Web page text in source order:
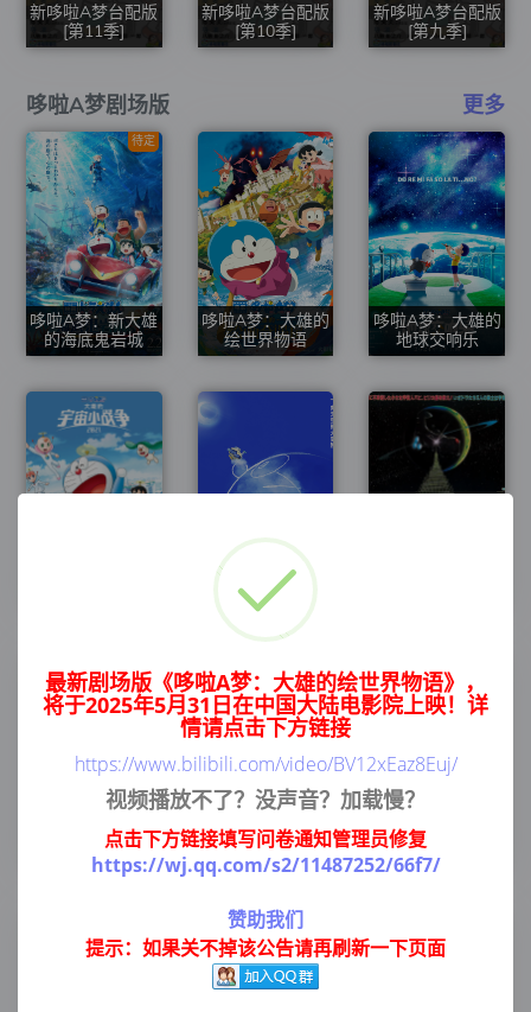
新哆啦A梦台配版
[第11季]
新哆啦A梦台配版
[第10季]
新哆啦A梦台配版
[第九季]
哆啦A梦剧场版 更多
哆啦A梦：新大雄
的海底鬼岩城
待定
哆啦A梦：大雄的
绘世界物语
哆啦A梦：大雄的
地球交响乐
哆啦A梦：大雄与
天空理想乡
哆啦A梦：新大雄
的宇宙开拓史
哆啦A梦：大雄与
绿巨人传
哆啦A梦：大雄的
新魔界大冒险
最新剧场版《哆啦A梦：大雄的绘世界物语》，
将于2025年5月31日在中国大陆电影院上映！详
情请点击下方链接
https://www.bilibili.com/video/BV12xEaz8Euj/
视频播放不了？没声音？加载慢？
点击下方链接填写问卷通知管理员修复
https://wj.qq.com/s2/11487252/66f7/
赞助我们
提示：如果关不掉该公告请再刷新一下页面